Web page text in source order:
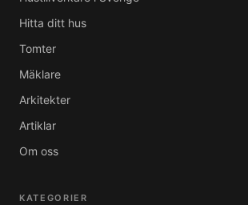
Hitta ditt hus
Tomter
Mäklare
Arkitekter
Artiklar
Om oss
KATEGORIER